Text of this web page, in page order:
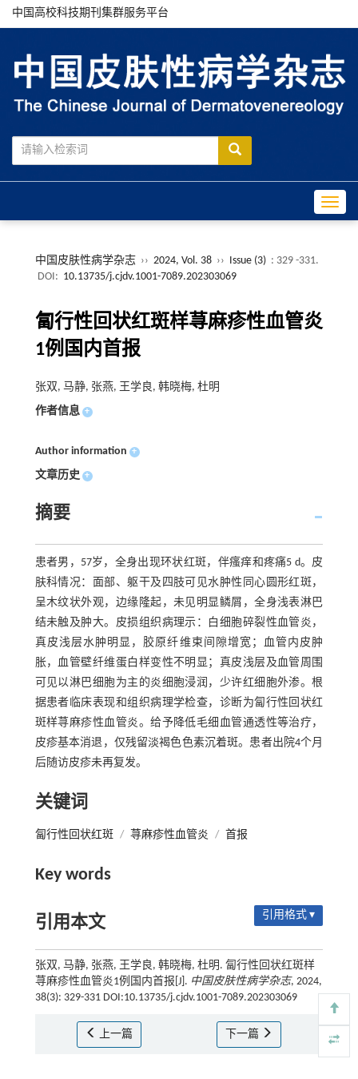
中国高校科技期刊集群服务平台
中国皮肤性病学杂志 ›› 2024, Vol. 38 ›› Issue (3) : 329 -331.
DOI: 10.13735/j.cjdv.1001-7089.202303069
匐行性回状红斑样荨麻疹性血管炎
1例国内首报
张双, 马静, 张燕, 王学良, 韩晓梅, 杜明
作者信息 +
Author information +
文章历史 +
摘要
患者男，57岁，全身出现环状红斑，伴瘙痒和疼痛5 d。皮
肤科情况：面部、躯干及四肢可见水肿性同心圆形红斑，
呈木纹状外观，边缘隆起，未见明显鳞屑，全身浅表淋巴
结未触及肿大。皮损组织病理示：白细胞碎裂性血管炎，
真皮浅层水肿明显，胶原纤维束间隙增宽；血管内皮肿
胀，血管壁纤维蛋白样变性不明显；真皮浅层及血管周围
可见以淋巴细胞为主的炎细胞浸润，少许红细胞外渗。根
据患者临床表现和组织病理学检查，诊断为匐行性回状红
斑样荨麻疹性血管炎。给予降低毛细血管通透性等治疗，
皮疹基本消退，仅残留淡褐色色素沉着斑。患者出院4个月
后随访皮疹未再复发。
关键词
匐行性回状红斑 / 荨麻疹性血管炎 / 首报
Key words
引用本文 引用格式 ▾
张双, 马静, 张燕, 王学良, 韩晓梅, 杜明. 匐行性回状红斑样
荨麻疹性血管炎1例国内首报[J]. 中国皮肤性病学杂志, 2024,
38(3): 329-331 DOI:10.13735/j.cjdv.1001-7089.202303069
上一篇 下一篇